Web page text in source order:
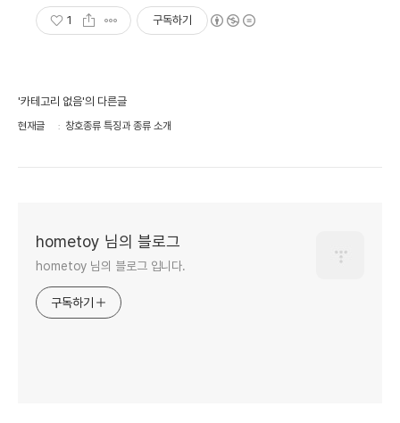
1 구독하기
'카테고리 없음'의 다른글
현재글 창호종류 특징과 종류 소개
hometoy 님의 블로그
hometoy 님의 블로그 입니다.
구독하기